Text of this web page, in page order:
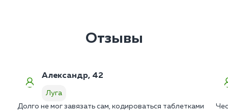
Отзывы
Александр, 42
Луга
Долго не мог завязать сам, кодироваться таблетками